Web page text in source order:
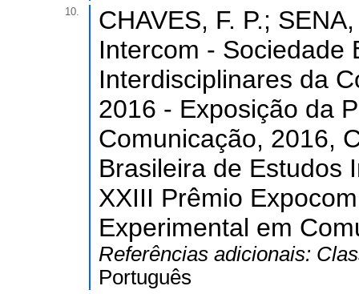
10.
CHAVES, F. P.;
Intercom - Sociedade
Interdisciplinares da
2016 - Exposição da
Comunicação, 2016,
Brasileira de Estudos
XXIII Prêmio
Experimental em
Referências adicionais:
Português